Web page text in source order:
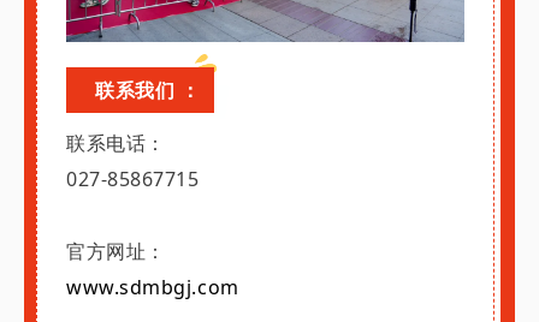
联系我们 ：
联系电话：
027-85867715
官方网址：
www.sdmbgj.com